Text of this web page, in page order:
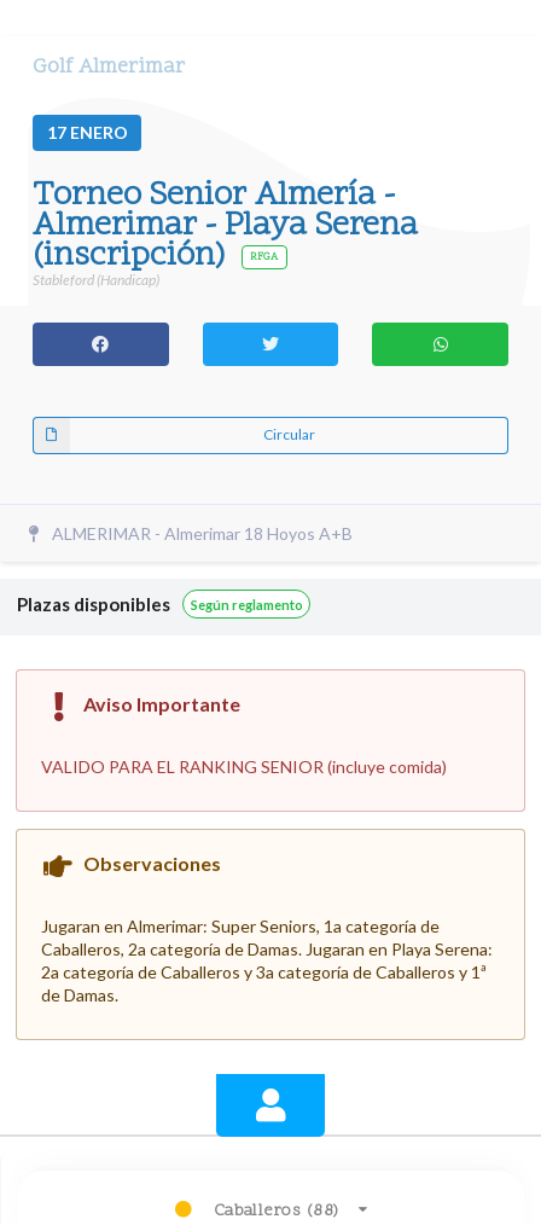
Golf Almerimar
17 ENERO
Torneo Senior Almería -
Almerimar - Playa Serena
(inscripción) RFGA
Stableford (Handicap)
Circular
ALMERIMAR - Almerimar 18 Hoyos A+B
Plazas disponibles Según reglamento
Aviso Importante
VALIDO PARA EL RANKING SENIOR (incluye comida)
Observaciones
Jugaran en Almerimar: Super Seniors, 1a categoría de
Caballeros, 2a categoría de Damas. Jugaran en Playa Serena:
2a categoría de Caballeros y 3a categoría de Caballeros y 1ª
de Damas.
Caballeros (88)